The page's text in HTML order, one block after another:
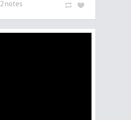
2 notes